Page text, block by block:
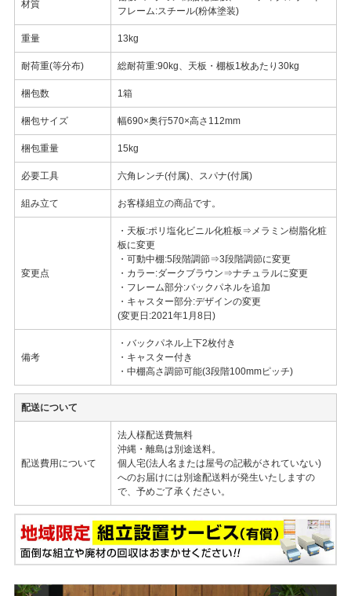
材質
フレーム:スチール(粉体塗装)
重量 13kg
耐荷重(等分布) 総耐荷重:90kg、天板・棚板1枚あたり30kg
梱包数 1箱
梱包サイズ 幅690×奥行570×高さ112mm
梱包重量 15kg
必要工具 六角レンチ(付属)、スパナ(付属)
組み立て お客様組立の商品です。
変更点
・天板:ポリ塩化ビニル化粧板⇒メラミン樹脂化粧
板に変更
・可動中棚:5段階調節⇒3段階調節に変更
・カラー:ダークブラウン⇒ナチュラルに変更
・フレーム部分:バックパネルを追加
・キャスター部分:デザインの変更
(変更日:2021年1月8日)
備考
・バックパネル上下2枚付き
・キャスター付き
・中棚高さ調節可能(3段階100mmピッチ)
配送について
配送費用について
法人様配送費無料
沖縄・離島は別途送料。
個人宅(法人名または屋号の記載がされていない)
へのお届けには別途配送料が発生いたしますの
で、予めご了承ください。